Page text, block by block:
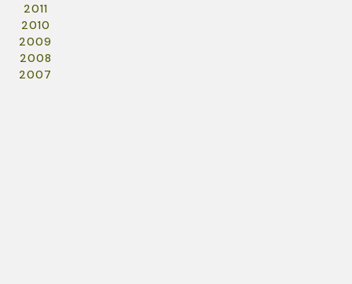
2011
2010
2009
2008
2007